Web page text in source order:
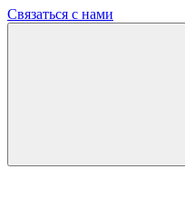
Связаться с нами